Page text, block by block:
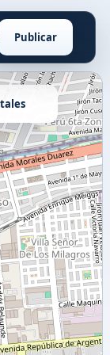
Publicar